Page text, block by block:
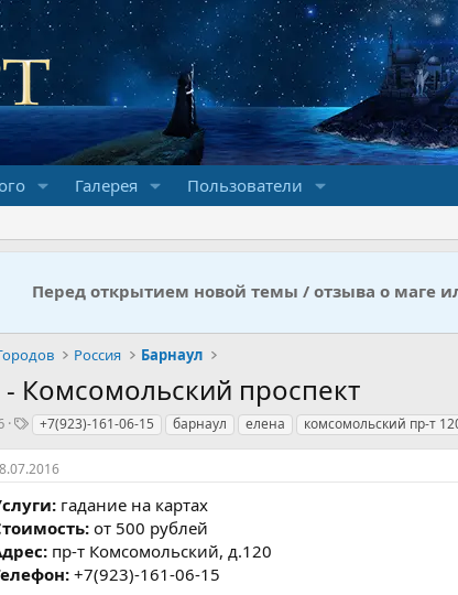
Галерея Пользователи
Перед открытием новой темы / отзыва о маге
Россия Барнаул
- Комсомольский проспект
Т
г
и
+7(923)-161-06-15 барнаул елена комсомольский пр-т
гадание на картах
от 500 рублей
пр-т Комсомольский, д.120
+7(923)-161-06-15